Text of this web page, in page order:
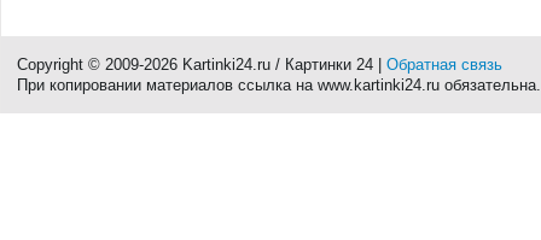
Copyright © 2009-2026 Kartinki24.ru / Картинки 24 | Обратная связь
При копировании материалов ссылка на www.kartinki24.ru обязательна.